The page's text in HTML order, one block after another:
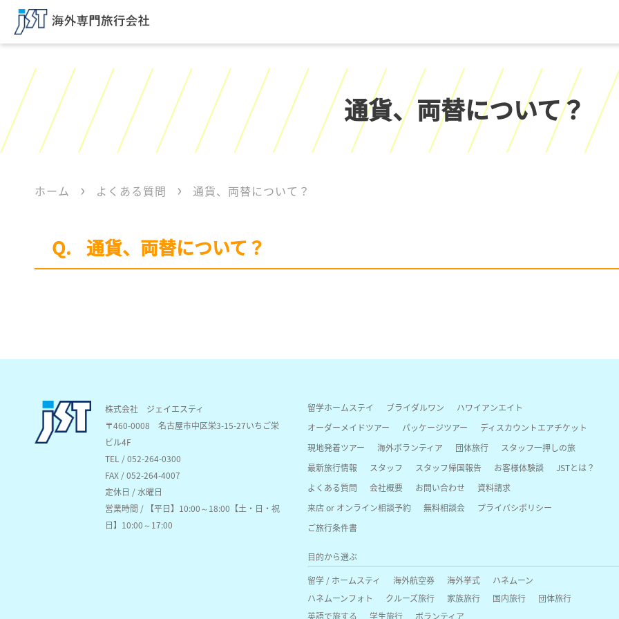
通貨、両替について？
ホーム よくある質問 通貨、両替について？
通貨、両替について？
株式会社 ジェイエスティ
〒460-0008名古屋市中区栄3-15-27いちご栄
ビル4F
TEL / 052-264-0300
FAX / 052-264-4007
定休日 / 水曜日
営業時間 / 【平日】10:00～18:00【土・日・祝
日】10:00～17:00
留学ホームステイ ブライダルワン
ハワイアンエイト
オーダーメイドツアー
パッケージツアー
ディスカウントエアチケット
現地発着ツアー
海外ボランティア 団体旅行
スタッフ一押しの旅
最新旅行情報
スタッフ スタッフ帰国報告 お客様体験談
JSTとは？
よくある質問
会社概要 お問い合わせ
資料請求
来店 or オンライン相談予約
無料相談会
プライバシポリシー
ご旅行条件書
目的から選ぶ
留学 / ホームスティ
海外航空券 海外挙式
ハネムーン
ハネムーンフォト
クルーズ旅行 家族旅行 国内旅行
団体旅行
英語で旅する
学生旅行 ボランティア